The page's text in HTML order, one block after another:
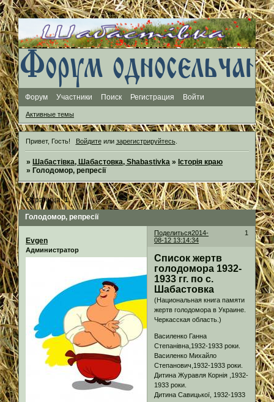
Форум Участники Поиск Регистрация Войти
Активные темы
Привет, Гость! Войдитеили зарегистрируйтесь.
»Шабастівка, Шабастовка, Shabastivka »Історія краю
»Голодомор, репресії
Голодомор, репресії
Страница:1
Поделиться 1
2014-
08-12 13:14:34
Evgen
Администратор
Список жертв
голодомора 1932-
1933 гг. по с.
Шабастовка
(Национальная книга памяти
жертв голодомора в Украине.
Черкасская область.)
Василенко Ганна
Степанівна,1932-1933 роки.
Василенко Михайло
Степанович,1932-1933 роки.
Дитина Журавля Корнія ,1932-
1933 роки.
Дитина Савицької, 1932-1933